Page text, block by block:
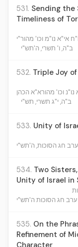
531. Sending the
Timeliness of
ב"ה, ו' תשרי, ה'תש"י
532. Triple Joy
ב"ה, י"ג תשרי, תש"י
533. Unity of
534. Two
Unity of Israel in
535. On the
Refinement of
Character